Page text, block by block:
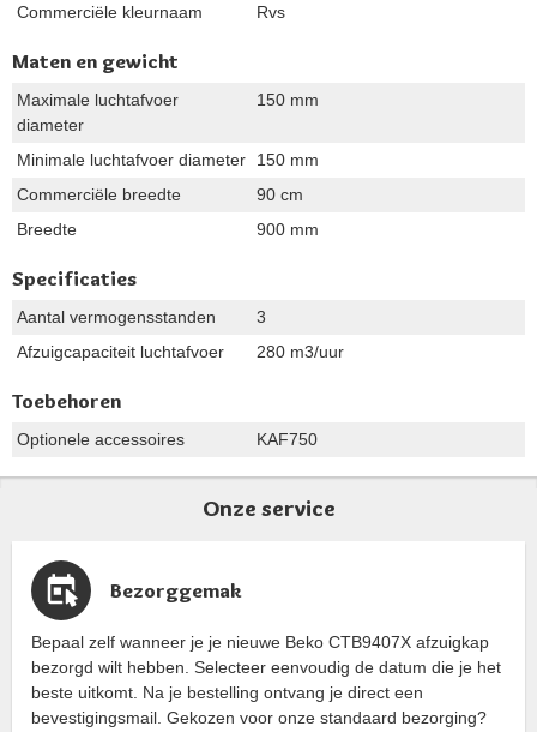
Commerciële kleurnaam
Rvs
Maten en gewicht
Maximale luchtafvoer
diameter
150 mm
Minimale luchtafvoer diameter
150 mm
Commerciële breedte
90 cm
Breedte
900 mm
Specificaties
Aantal vermogensstanden
3
Afzuigcapaciteit luchtafvoer
280 m3/uur
Toebehoren
Optionele accessoires KAF750
Onze service
Bezorggemak
Bepaal zelf wanneer je je nieuwe Beko CTB9407X afzuigkap
bezorgd wilt hebben. Selecteer eenvoudig de datum die je het
beste uitkomt. Na je bestelling ontvang je direct een
bevestigingsmail. Gekozen voor onze standaard bezorging?